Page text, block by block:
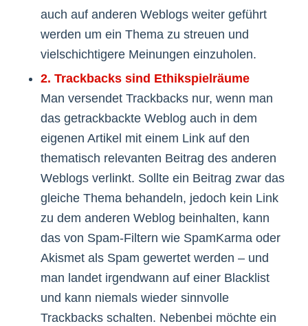
auch auf anderen Weblogs weiter geführt
werden um ein Thema zu streuen und
vielschichtigere Meinungen einzuholen.
2. Trackbacks sind Ethikspielräume
Man versendet Trackbacks nur, wenn man
das getrackbackte Weblog auch in dem
eigenen Artikel mit einem Link auf den
thematisch relevanten Beitrag des anderen
Weblogs verlinkt. Sollte ein Beitrag zwar das
gleiche Thema behandeln, jedoch kein Link
zu dem anderen Weblog beinhalten, kann
das von Spam-Filtern wie SpamKarma oder
Akismet als Spam gewertet werden – und
man landet irgendwann auf einer Blacklist
und kann niemals wieder sinnvolle
Trackbacks schalten. Nebenbei möchte ein